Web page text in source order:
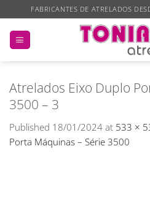
to
content
FABRICANTES DE ATRELADOS
Atrelados Eixo Duplo
3500 – 3
Published 18/01/2024 at 533 ×
Porta Máquinas – Série 3500